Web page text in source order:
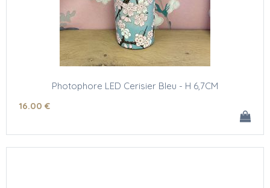
Photophore LED Cerisier Bleu - H 6,7CM
16.00 €